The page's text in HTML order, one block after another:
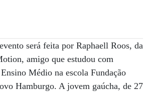
será feita por Raphaell Roos, da
amigo que estudou com
Médio na escola Fundação
Hamburgo. A jovem gaúcha, de 27